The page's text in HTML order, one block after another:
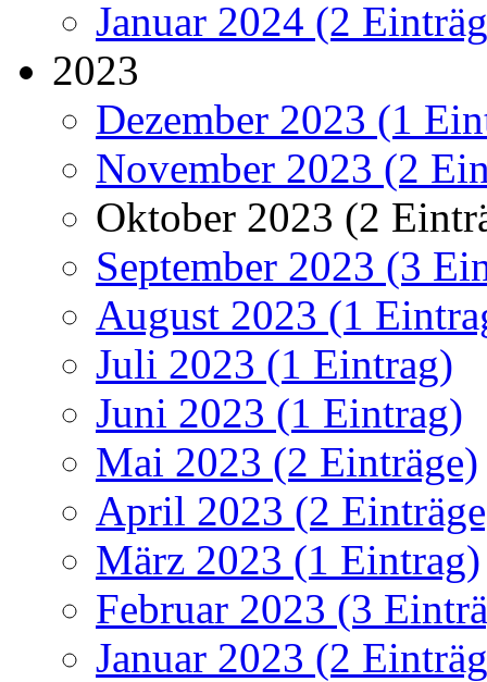
Januar 2024 (2
2023
Dezember 2023 (1
November 2023 (2
Oktober 2023 (2
September 2023 (3
August 2023 (1
Juli 2023 (1 Eintrag)
Juni 2023 (1 Eintrag)
Mai 2023 (2 Einträge)
April 2023 (2
März 2023 (1 Eintrag)
Februar 2023 (3
Januar 2023 (2